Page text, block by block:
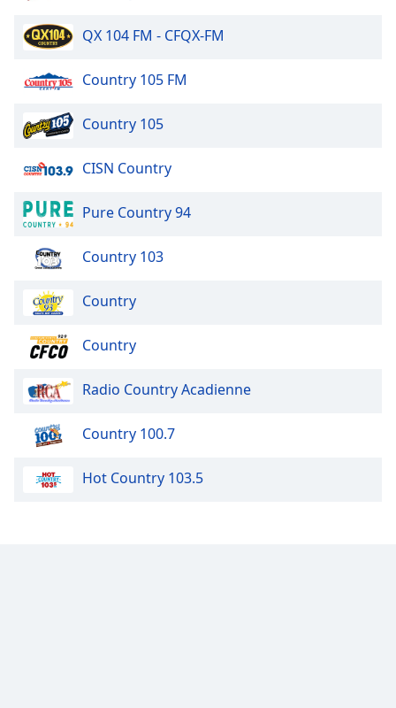
dialog
window.
and
close
window.
Text
Opacity
Background
Color
Opacity
Caption
QX 104 FM - CFQX-FM
Country 105 FM
Country 105
CISN Country
Pure Country 94
Country 103
Country
Country
Radio Country Acadienne
Country 100.7
Hot Country 103.5